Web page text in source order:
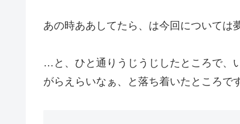
あの時ああしてたら、は今回については
…と、ひと通りうじうじしたところで、
がらえらいなぁ、と落ち着いたところで